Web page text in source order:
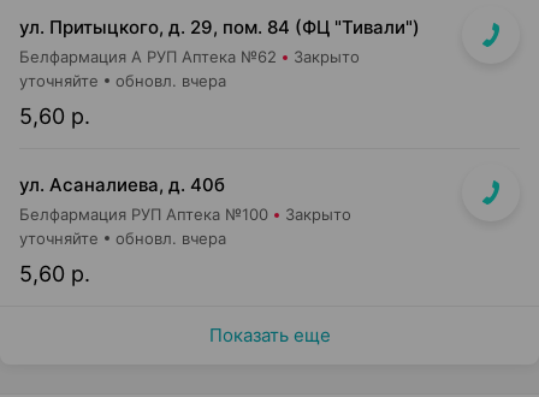
ул. Притыцкого, д. 29, пом. 84 (ФЦ "Тивали")
Белфармация А РУП Аптека №62 Закрыто
5,60 р.
уточняйте обновл. вчера
ул. Асаналиева, д. 40б
Белфармация РУП Аптека №100 Закрыто
5,60 р.
уточняйте обновл. вчера
Показать еще